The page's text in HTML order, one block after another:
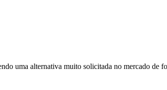
uma alternativa muito solicitada no mercado de